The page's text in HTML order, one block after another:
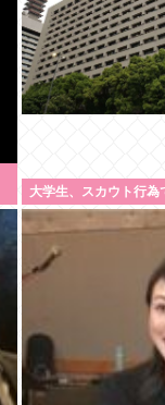
大学生、スカウト行為